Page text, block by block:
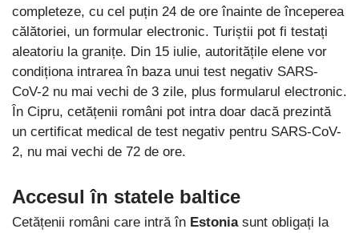
completeze, cu cel puțin 24 de ore înainte de începerea
călătoriei, un formular electronic. Turiștii pot fi testați
aleatoriu la granițe. Din 15 iulie, autoritățile elene vor
condiționa intrarea în baza unui test negativ SARS-
CoV-2 nu mai vechi de 3 zile, plus formularul electronic.
În Cipru, cetățenii români pot intra doar dacă prezintă
un certificat medical de test negativ pentru SARS-CoV-
2, nu mai vechi de 72 de ore.
Accesul în statele baltice
Cetățenii români care intră în Estoniasunt obligați la